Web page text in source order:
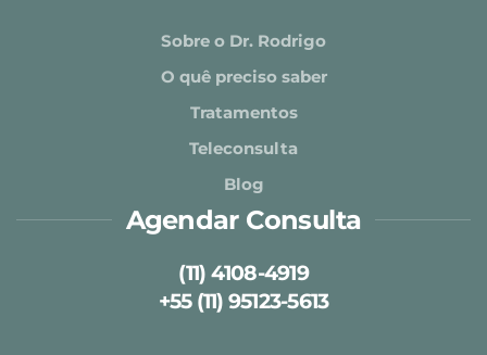
Sobre o Dr. Rodrigo
O quê preciso saber
Tratamentos
Teleconsulta
Blog
Agendar Consulta
(11) 4108-4919
+55 (11) 95123-5613